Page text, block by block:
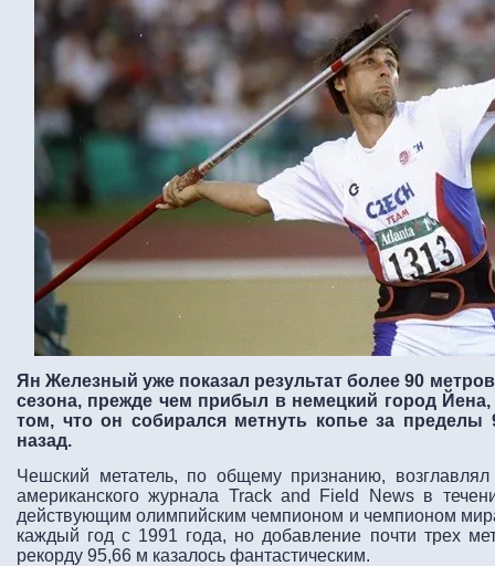
Ян Железный уже показал результат более 90
сезона, прежде чем прибыл в немецкий город
том, что он собирался метнуть копье за пределы
назад.
Чешский метатель, по общему признанию,
американского журнала Track and Field News в
действующим олимпийским чемпионом и чемпионом
каждый год с 1991 года, но добавление почти трех
рекорду 95,66 м казалось фантастическим.